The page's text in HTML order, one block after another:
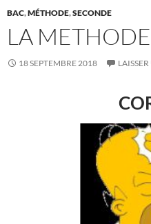
BAC,MÉTHODE,SECONDE
LA
18 SEPTEMBRE 2018